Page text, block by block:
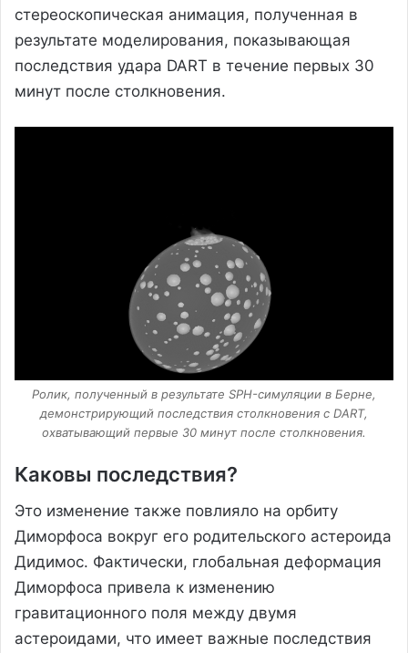
стереоскопическая анимация, полученная в
результате моделирования, показывающая
последствия удара DART в течение первых 30
минут после столкновения.
Ролик, полученный в результате SPH-симуляции в Берне,
демонстрирующий последствия столкновения с DART,
охватывающий первые 30 минут после столкновения.
Каковы последствия?
Это изменение также повлияло на орбиту
Диморфоса вокруг его родительского астероида
Дидимос. Фактически, глобальная деформация
Диморфоса привела к изменению
гравитационного поля между двумя
астероидами, что имеет важные последствия